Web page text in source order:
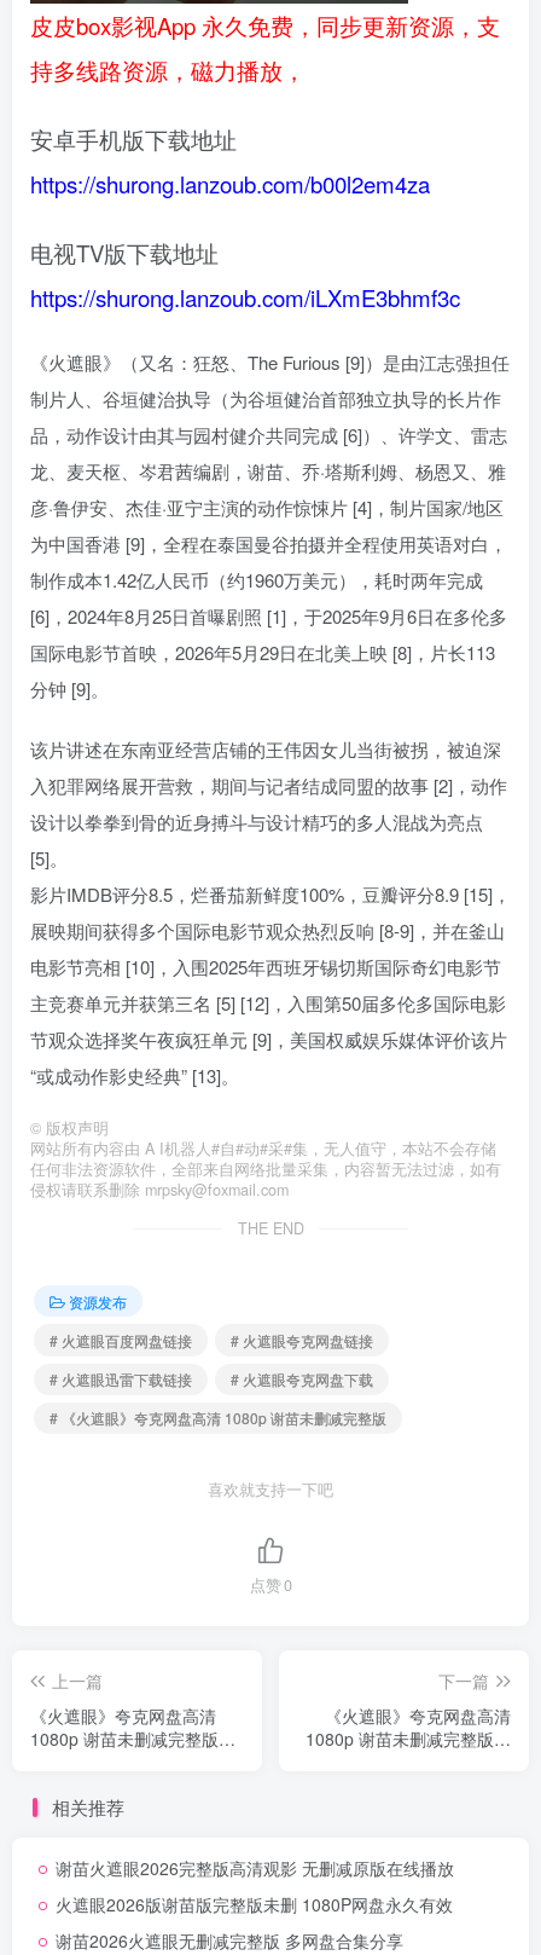
皮皮box影视App 永久免费，同步更新资源，支
持多线路资源，磁力播放，
安卓手机版下载地址
https://shurong.lanzoub.com/b00l2em4za
电视TV版下载地址
https://shurong.lanzoub.com/iLXmE3bhmf3c
《火遮眼》（又名：狂怒、The Furious [9]）是由江志强担任
制片人、谷垣健治执导（为谷垣健治首部独立执导的长片作
品，动作设计由其与园村健介共同完成 [6]）、许学文、雷志
龙、麦天枢、岑君茜编剧，谢苗、乔·塔斯利姆、杨恩又、雅
彦·鲁伊安、杰佳·亚宁主演的动作惊悚片 [4]，制片国家/地区
为中国香港 [9]，全程在泰国曼谷拍摄并全程使用英语对白，
制作成本1.42亿人民币（约1960万美元），耗时两年完成
[6]，2024年8月25日首曝剧照 [1]，于2025年9月6日在多伦多
国际电影节首映，2026年5月29日在北美上映 [8]，片长113
分钟 [9]。
该片讲述在东南亚经营店铺的王伟因女儿当街被拐，被迫深
入犯罪网络展开营救，期间与记者结成同盟的故事 [2]，动作
设计以拳拳到骨的近身搏斗与设计精巧的多人混战为亮点
[5]。
影片IMDB评分8.5，烂番茄新鲜度100%，豆瓣评分8.9 [15]，
展映期间获得多个国际电影节观众热烈反响 [8-9]，并在釜山
电影节亮相 [10]，入围2025年西班牙锡切斯国际奇幻电影节
主竞赛单元并获第三名 [5] [12]，入围第50届多伦多国际电影
节观众选择奖午夜疯狂单元 [9]，美国权威娱乐媒体评价该片
“或成动作影史经典” [13]。
© 版权声明
网站所有内容由 A I机器人#自#动#采#集，无人值守，本站不会存储
任何非法资源软件，全部来自网络批量采集，内容暂无法过滤，如有
侵权请联系删除 mrpsky@foxmail.com
THE END
资源发布
# 火遮眼百度网盘链接
# 火遮眼夸克网盘链接
# 火遮眼迅雷下载链接
# 火遮眼夸克网盘下载
# 《火遮眼》夸克网盘高清 1080p 谢苗未删减完整版
喜欢就支持一下吧
点赞0
上一篇
《火遮眼》夸克网盘高清
1080p 谢苗未删减完整版网
下一篇
《火遮眼》夸克网盘高清
1080p 谢苗未删减完整版夸
相关推荐
谢苗火遮眼2026完整版高清观影 无删减原版在线播放
火遮眼2026版谢苗版完整版未删 1080P网盘永久有效
谢苗2026火遮眼无删减完整版 多网盘合集分享